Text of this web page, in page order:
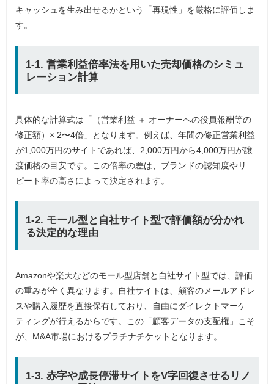
キャッシュを生み出せるかという「再現性」を厳格に評価しま
す。
1-1. 営業利益倍率法を用いた売却価格のシミュ
レーション計算
具体的な計算式は「（営業利益 ＋ オーナーへの役員報酬等の
修正額）× 2〜4倍」となります。例えば、年間の修正営業利益
が1,000万円のサイトであれば、2,000万円から4,000万円が譲
渡価格の目安です。この倍率の差は、ブランドの認知度やリ
ピート率の高さによって決定されます。
1-2. モール型と自社サイト型で評価額が分かれ
る決定的な理由
Amazonや楽天などのモール型店舗と自社サイト型では、評価
の重みが全く異なります。自社サイトは、顧客のメールアドレ
スや購入履歴を直接保有しており、自由にダイレクトマーケ
ティングが行えるからです。この「顧客データの支配権」こそ
が、M&A市場におけるプラチナチケットとなります。
1-3. 赤字や成長停滞サイトをV字回復させるリノ